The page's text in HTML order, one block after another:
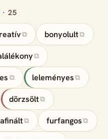
· 25
⧉ bonyolult⧉
⧉
⧉ leleményes ⧉
dörzsölt⧉
⧉ furfangos ⧉